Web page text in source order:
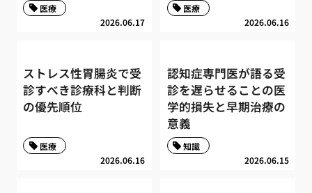
2026.06.17
医療
2026.06.16
医療
ストレス性胃腸炎で受
診すべき診療科と判断
の優先順位
2026.06.16
医療
認知症専門医が語る受
診を遅らせることの医
学的損失と早期治療の
意義
2026.06.15
知識